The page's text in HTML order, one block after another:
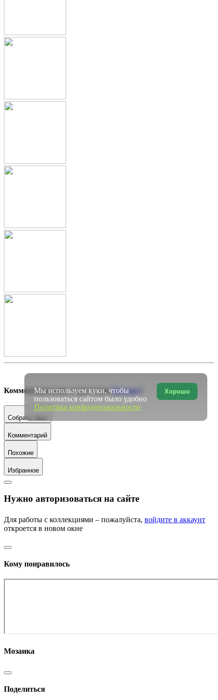
Комментирование недоступноПочему?
Собрать пазл
Комментарий
Похожие
Избранное
Нужно авторизоваться на сайте
Для работы с коллекциями – пожалуйста, войдите в аккаунт
откроется в новом окне
Кому понравилось
Мозаика
Поделиться
Хорошо
Мы используем куки, чтобы
пользоваться сайтом было удобно
Политика конфиденциальности